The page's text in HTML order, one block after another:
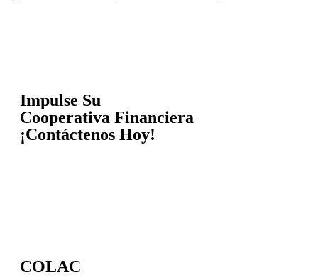
Impulse Su
Cooperativa Financiera
¡Contáctenos Hoy!
COLAC